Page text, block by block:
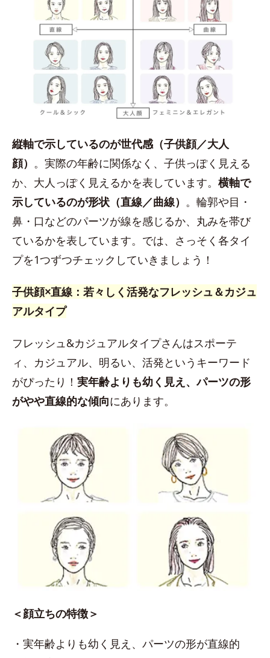
縦軸で示しているのが世代感（子供顔／大人
顔） 。実際の年齢に関係なく、子供っぽく見える
か、大人っぽく見えるかを表しています。 横軸で
示しているのが形状（直線／曲線） 。輪郭や目・
鼻・口などのパーツが線を感じるか、丸みを帯び
ているかを表しています。では、さっそく各タイ
プを1つずつチェックしていきましょう！
子供顔×直線：若々しく活発なフレッシュ＆カジュ
アルタイプ
フレッシュ&カジュアルタイプさんはスポーテ
ィ、カジュアル、明るい、活発というキーワード
がぴったり！ 実年齢よりも幼く見え、パーツの形
がやや直線的な傾向にあります。
＜顔立ちの特徴＞
・実年齢よりも幼く見え、パーツの形が直線的